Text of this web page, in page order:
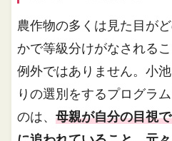
農作物の多くは見た目が
かで等級分けがなされる
例外ではありません。小
りの選別をするプログラ
のは、母親が自分の目視